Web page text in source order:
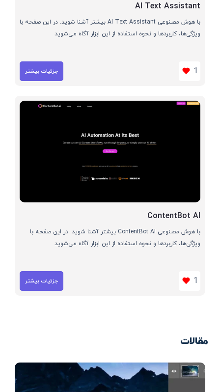
AI Text Assistant
با هوش مصنوعی AI Text Assistant بیشتر آشنا شوید. در این صفحه با
ویژگی‌ها، کاربردها و نحوه استفاده از این ابزار آگاه می‌شوید
1 جزئیات بیشتر
ContentBot AI
با هوش مصنوعی ContentBot AI بیشتر آشنا شوید. در این صفحه با
ویژگی‌ها، کاربردها و نحوه استفاده از این ابزار آگاه می‌شوید
1 جزئیات بیشتر
مقالات